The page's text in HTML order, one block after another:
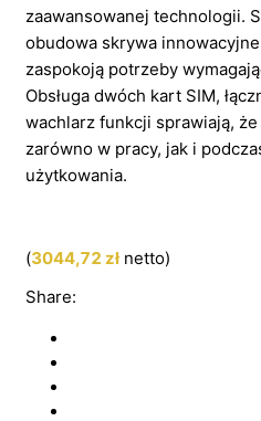
zaawansowanej technologii.
obudowa skrywa
zaspokoją potrzeby
Obsługa dwóch kart SIM,
wachlarz funkcji sprawiają,
zarówno w pracy, jak i
użytkowania.
(3044,72 złnetto)
Share: